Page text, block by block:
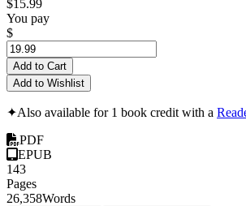
$15.99
You pay
$
Add to Cart
Add to Wishlist
✦Also available for 1 book credit with a
PDF
EPUB
143
Pages
26,358Words